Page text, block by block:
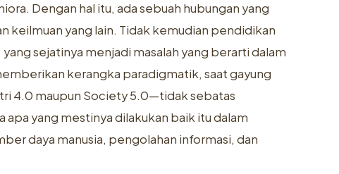
Dengan hal itu, ada sebuah hubungan yang
keilmuan yang lain. Tidak kemudian pendidikan
sejatinya menjadi masalah yang berarti dalam
kerangka paradigmatik, saat gayung
4.0 maupun Society 5.0—tidak sebatas
yang mestinya dilakukan baik itu dalam
daya manusia, pengolahan informasi, dan